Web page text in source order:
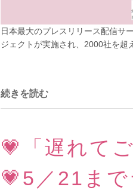
日本最大のプレスリリース配信サ
ジェクトが実施され、2000社を超
続きを読む
💗「遅れて
💗5／21まで